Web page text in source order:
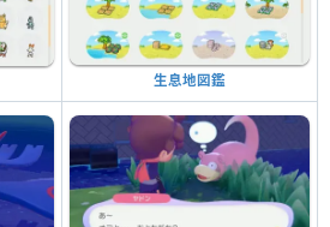
生息地図鑑